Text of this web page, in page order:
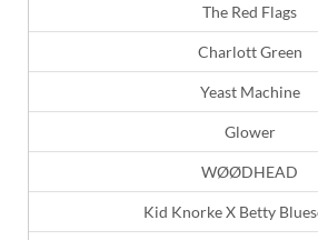
The Red Flags
Charlott Green
Yeast Machine
Glower
WØØDHEAD
Kid Knorke X Betty